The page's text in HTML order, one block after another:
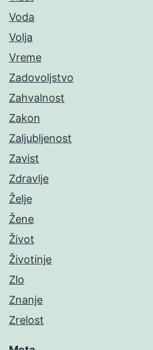
Voda
Volja
Vreme
Zadovoljstvo
Zahvalnost
Zakon
Zaljubljenost
Zavist
Zdravlje
Želje
Žene
Život
Životinje
Zlo
Znanje
Zrelost